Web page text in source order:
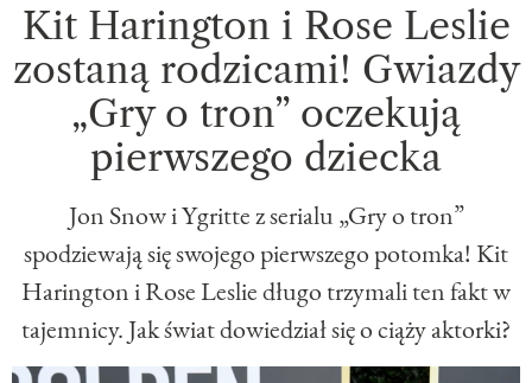
Kit Harington i Rose Leslie
zostaną rodzicami! Gwiazdy
„Gry o tron” oczekują
pierwszego dziecka
Jon Snow i Ygritte z serialu „Gry o tron”
spodziewają się swojego pierwszego potomka! Kit
Harington i Rose Leslie długo trzymali ten fakt w
tajemnicy. Jak świat dowiedział się o ciąży aktorki?